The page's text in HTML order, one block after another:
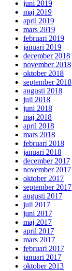
juni 2019
maj 2019
april 2019
mars 2019
februari 2019
januari 2019
december 2018
november 2018
oktober 2018
september 2018
augusti 2018
juli 2018
juni 2018
maj 2018
april 2018
mars 2018
februari 2018
januari 2018
december 2017
november 2017
oktober 2017
september 2017
augusti 2017
juli 2017
juni 2017
maj 2017
april 2017
mars 2017
februari 2017
januari 2017
oktober 2013